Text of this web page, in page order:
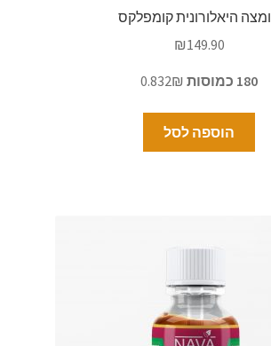
היאלורונית קומפלקס
₪149.90
180 כמוסות
הוספה לסל